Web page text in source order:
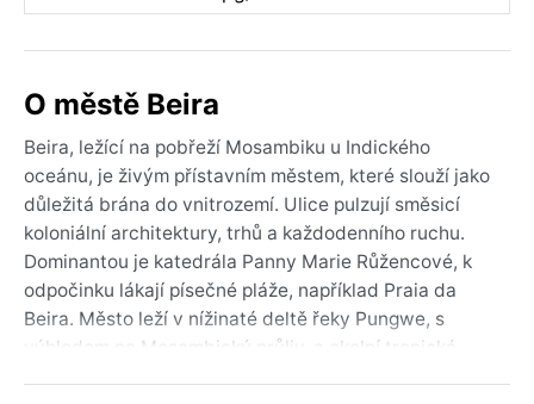
O městě Beira
Beira, ležící na pobřeží Mosambiku u Indického
oceánu, je živým přístavním městem, které slouží jako
důležitá brána do vnitrozemí. Ulice pulzují směsicí
koloniální architektury, trhů a každodenního ruchu.
Dominantou je katedrála Panny Marie Růžencové, k
odpočinku lákají písečné pláže, například Praia da
Beira. Město leží v nížinaté deltě řeky Pungwe, s
výhledem na Mosambický průliv, a okolní tropická